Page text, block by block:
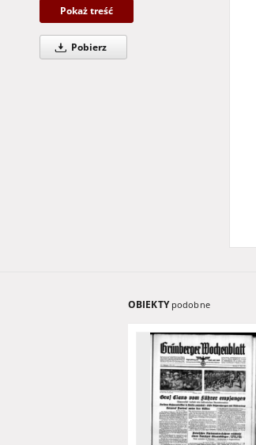
Pokaż treść
Pobierz
OBIEKTY podobne